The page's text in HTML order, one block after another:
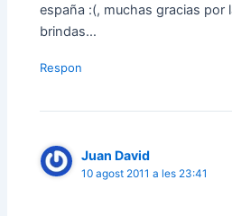
españa :(, muchas gracias por
brindas…
Respon
Juan David
10 agost 2011 a les 23:41